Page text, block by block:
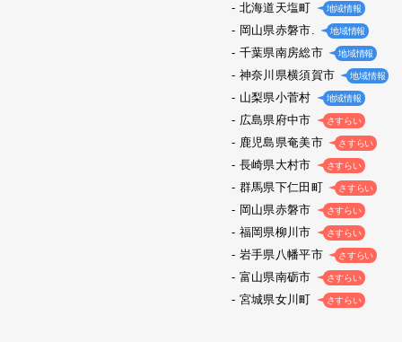
北海道天塩町 地域情報
岡山県赤磐市. 地域情報
千葉県南房総市 地域情報
神奈川県横須賀市 地域情報
山梨県小菅村 地域情報
広島県府中市 さすらい
鹿児島県奄美市 さすらい
長崎県大村市 さすらい
群馬県下仁田町 さすらい
岡山県赤磐市 さすらい
福岡県柳川市 さすらい
岩手県八幡平市 さすらい
富山県南砺市 さすらい
宮城県女川町 さすらい